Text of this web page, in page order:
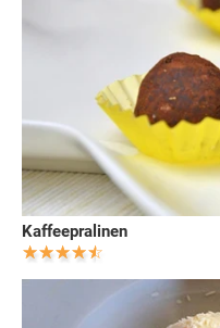
Kaffeepralinen